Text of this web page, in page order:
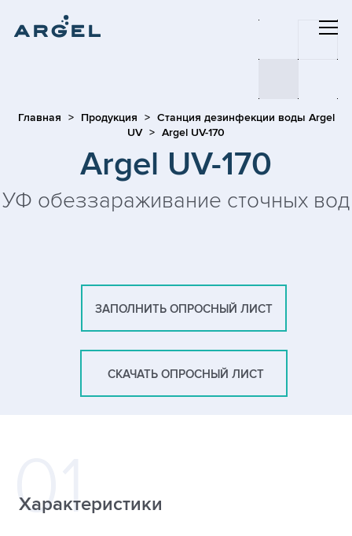
Главная Продукция
Станция дезинфекции воды Argel
UV
Argel UV-170
Argel UV-170
УФ обеззараживание сточных вод
ЗАПОЛНИТЬ ОПРОСНЫЙ ЛИСТ
СКАЧАТЬ ОПРОСНЫЙ ЛИСТ
Характеристики